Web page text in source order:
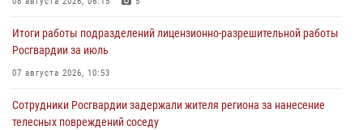
Итоги работы подразделений лицензионно-разрешительной работы
Росгвардии за июль
07 августа 2026, 10:53
Сотрудники Росгвардии задержали жителя региона за нанесение
телесных повреждений соседу